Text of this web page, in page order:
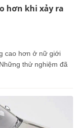
hơn khi xảy ra
cao hơn ở nữ giới
thử nghiệm đã